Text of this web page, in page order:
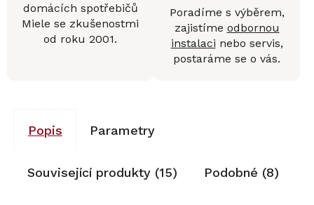
domácích spotřebičů
Miele se zkušenostmi
od roku 2001.
Poradíme s výběrem,
zajistíme odbornou
instalaci nebo servis,
postaráme se o vás.
Popis Parametry
Související produkty (15) Podobné (8)